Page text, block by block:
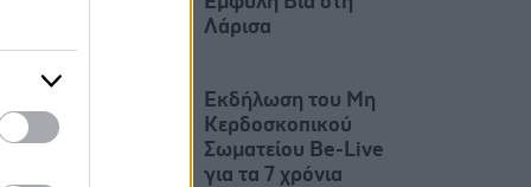
Λάρισα
Εκδήλωση του Μη
Κερδοσκοπικού
Σωματείου Be-Live
για τα 7 χρόνια